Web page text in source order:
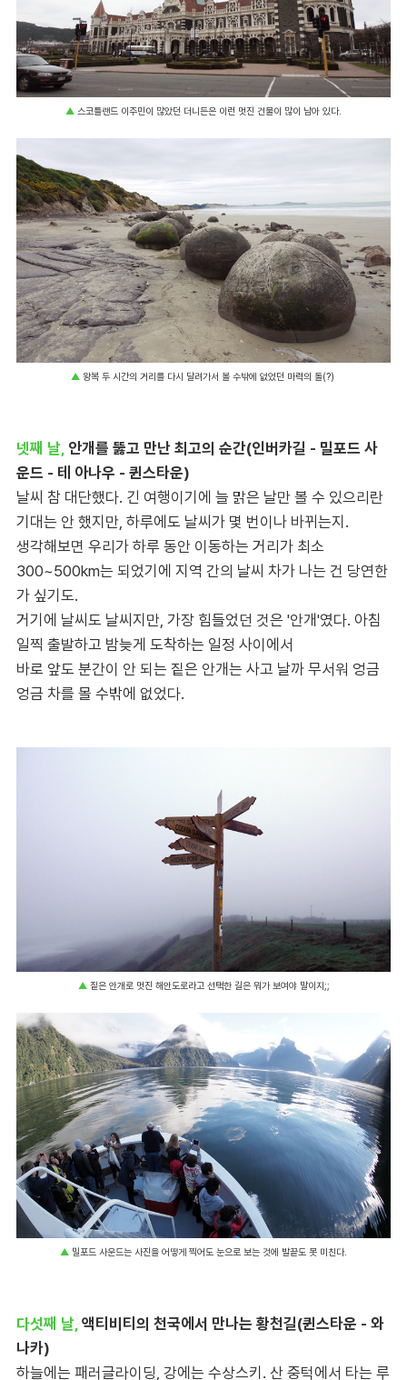
▲ 스코틀랜드 이주민이 많았던 더니든은 이런 멋진 건물이 많이 남아 있다.
▲ 왕복 두 시간의 거리를 다시 달려가서 볼 수밖에 없었던 마력의 돌(?)
넷째 날, 안개를 뚫고 만난 최고의 순간(인버카길 - 밀포드 사
운드 - 테 아나우 - 퀸스타운)
날씨 참 대단했다. 긴 여행이기에 늘 맑은 날만 볼 수 있으리란
기대는 안 했지만, 하루에도 날씨가 몇 번이나 바뀌는지.
생각해보면 우리가 하루 동안 이동하는 거리가 최소
300~500km는 되었기에 지역 간의 날씨 차가 나는 건 당연한
가 싶기도.
거기에 날씨도 날씨지만, 가장 힘들었던 것은 '안개'였다. 아침
일찍 출발하고 밤늦게 도착하는 일정 사이에서
바로 앞도 분간이 안 되는 짙은 안개는 사고 날까 무서워 엉금
엉금 차를 몰 수밖에 없었다.
▲ 짙은 안개로 멋진 해안도로라고 선택한 길은 뭐가 보여야 말이지;;
▲ 밀포드 사운드는 사진을 어떻게 찍어도 눈으로 보는 것에 발끝도 못 미친다.
다섯째 날, 액티비티의 천국에서 만나는 황천길(퀸스타운 - 와
나카)
하늘에는 패러글라이딩, 강에는 수상스키. 산 중턱에서 타는 루